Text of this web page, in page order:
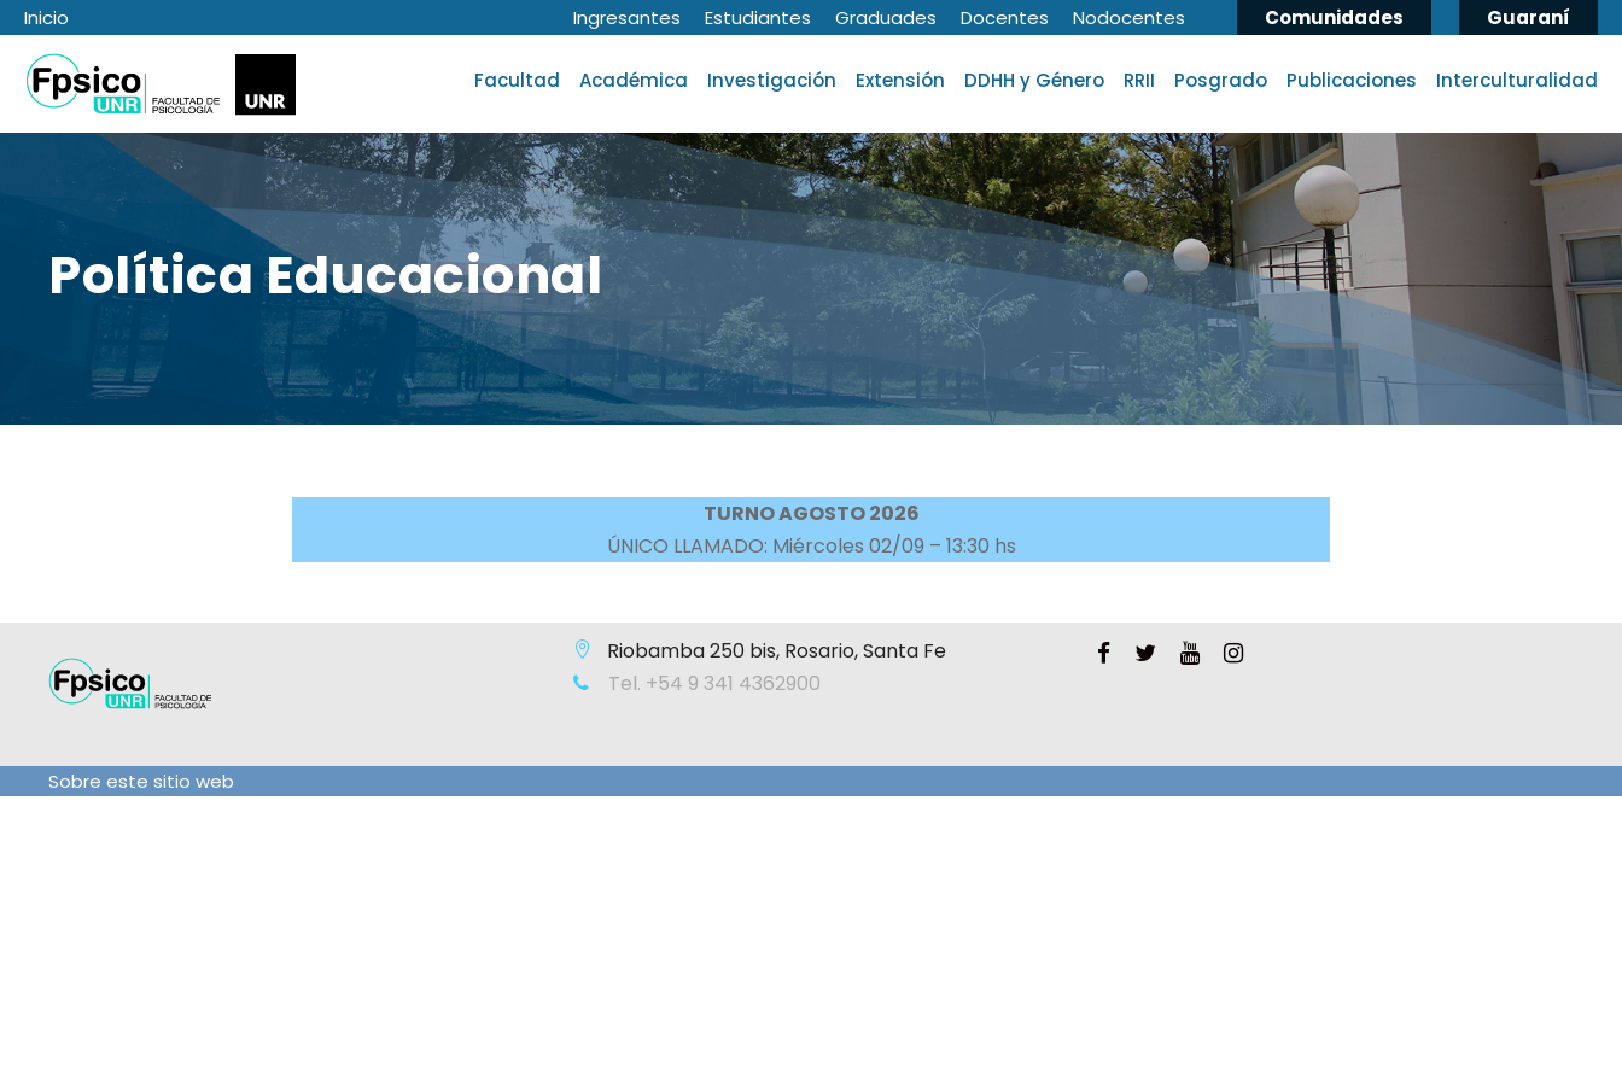
Inicio Ingresantes Estudiantes Graduades Docentes Nodocentes Comunidades Guaraní
Facultad Académica Investigación Extensión DDHH y Género RRII Posgrado Publicaciones Interculturalidad
Política Educacional
TURNO AGOSTO 2026
ÚNICO LLAMADO: Miércoles 02/09 – 13:30 hs
Riobamba 250 bis, Rosario, Santa Fe
Tel. +54 9 341 4362900
Sobre este sitio web